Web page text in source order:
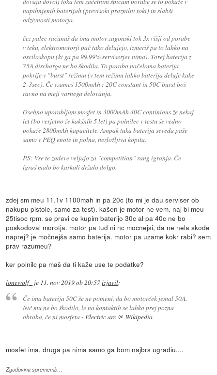
napihnjenih baterijah (previsoki praznilni toki) in slabši
odzivnosti motorja.
čez palec računaš da ima motor zagonski tok 3x višji od porabe
v teku, elektromotorji pač tako delujejo, izmeriš pa to lahko na
osciloskopu (ki ga pa 99.99% serviserjev nima). Torej baterija z
75A discharga ne bo škodila. To porabo načeloma baterija
pokrije v "burst" režimu (v tem režimu lahko baterija deluje kake
2-3sec). Če vzameš 1500mAh z 20C constant in 50C burst boš
ravno na meji varnega delovanja.
Osebno uporabljam mosfet in 3000mAh 40C continious že nekaj
let (bo verjetno že kakšnih 5 let) pa polnilec v testu še vedno
pokaže 2800mAh kapacitete. Ampak taka baterija seveda paše
samo v PEQ enote in polna, nezložljiva kopita.
P.S: Vse te zadeve veljajo za "competition" rang igranja. Če
igraš malo bo karkoli držalo dolgo.
zdej sm meu 11.1v 1100mah in pa 20c (to mi je dau serviser ob
nakupu pistole, samo za test). kašen je motor ne vem. naj bi meu
25tisoc rpm. se pravi ce kupim baterijo 30c al pa 40c ne bo
poskodoval morotja. motor pa tud ni nc mocnejsi, da ne nela skode
naprej? je močnejša samo baterija. motor pa uzame kokr rabi? sem
prav razumeu?
ker polnilc pa maš da ti kaže use te podatke?
lonewolf_ je 11. nov 2019 ob 20:57izjavil:
Če ima baterija 50C še ne pomeni, da bo motorček jemal 50A.
Nič mu ne bo škodilo, le na kontaktih se lahko prej pozna
obraba, če ni mosfeta - Electric arc @ Wikipedia
mosfet ima, druga pa nima samo ga bom najbrs ugradiu....
Zgodovina sprememb…